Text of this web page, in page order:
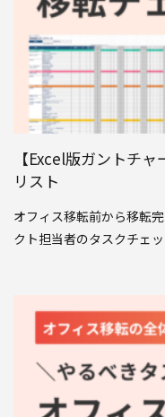
【Excel版ガントチ
リスト
オフィス移転前から移転
クト担当者のタスクチェッ